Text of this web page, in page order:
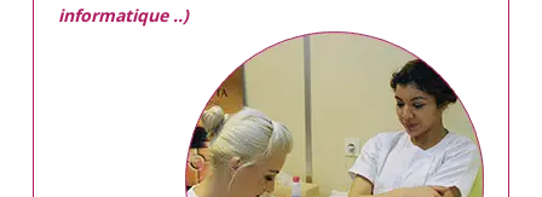
informatique ..)